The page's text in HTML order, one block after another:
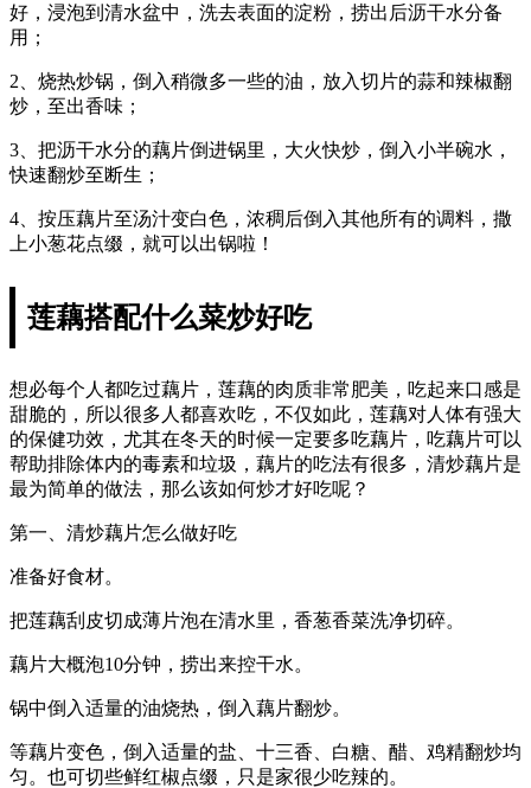
好，浸泡到清水盆中，洗去表面的淀粉，捞出后沥干水分备
用；
2、烧热炒锅，倒入稍微多一些的油，放入切片的蒜和辣椒翻
炒，至出香味；
3、把沥干水分的藕片倒进锅里，大火快炒，倒入小半碗水，
快速翻炒至断生；
4、按压藕片至汤汁变白色，浓稠后倒入其他所有的调料，撒
上小葱花点缀，就可以出锅啦！
莲藕搭配什么菜炒好吃
想必每个人都吃过藕片，莲藕的肉质非常肥美，吃起来口感是
甜脆的，所以很多人都喜欢吃，不仅如此，莲藕对人体有强大
的保健功效，尤其在冬天的时候一定要多吃藕片，吃藕片可以
帮助排除体内的毒素和垃圾，藕片的吃法有很多，清炒藕片是
最为简单的做法，那么该如何炒才好吃呢？
第一、清炒藕片怎么做好吃
准备好食材。
把莲藕刮皮切成薄片泡在清水里，香葱香菜洗净切碎。
藕片大概泡10分钟，捞出来控干水。
锅中倒入适量的油烧热，倒入藕片翻炒。
等藕片变色，倒入适量的盐、十三香、白糖、醋、鸡精翻炒均
匀。也可切些鲜红椒点缀，只是家很少吃辣的。